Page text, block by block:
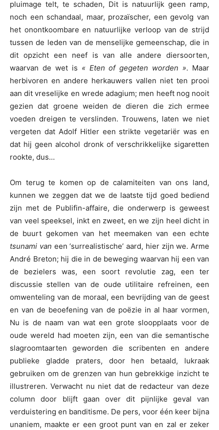
pluimage telt, te schaden, Dit is natuurlijk geen ramp,
noch een schandaal, maar, prozaïscher, een gevolg van
het onontkoombare en natuurlijke verloop van de strijd
tussen de leden van de menselijke gemeenschap, die in
dit opzicht een neef is van alle andere diersoorten,
waarvan de wet is « Eten of gegeten worden ». Maar
herbivoren en andere herkauwers vallen niet ten prooi
aan dit vreselijke en wrede adagium; men heeft nog nooit
gezien dat groene weiden de dieren die zich ermee
voeden dreigen te verslinden. Trouwens, laten we niet
vergeten dat Adolf Hitler een strikte vegetariër was en
dat hij geen alcohol dronk of verschrikkelijke sigaretten
rookte, dus…
Om terug te komen op de calamiteiten van ons land,
kunnen we zeggen dat we de laatste tijd goed bediend
zijn met de Publifin-affaire, die onderwerp is geweest
van veel speeksel, inkt en zweet, en we zijn heel dicht in
de buurt gekomen van het meemaken van een echte
tsunami van een ‘surrealistische’ aard, hier zijn we. Arme
André Breton; hij die in de beweging waarvan hij een van
de bezielers was, een soort revolutie zag, een ter
discussie stellen van de oude utilitaire refreinen, een
omwenteling van de moraal, een bevrijding van de geest
en van de beoefening van de poëzie in al haar vormen,
Nu is de naam van wat een grote sloopplaats voor de
oude wereld had moeten zijn, een van die semantische
slagroomtaarten geworden die scribenten en andere
publieke gladde praters, door hen betaald, lukraak
gebruiken om de grenzen van hun gebrekkige inzicht te
illustreren. Verwacht nu niet dat de redacteur van deze
column door blijft gaan over dit pijnlijke geval van
verduistering en banditisme. De pers, voor één keer bijna
unaniem, maakte er een groot punt van en zal er zeker